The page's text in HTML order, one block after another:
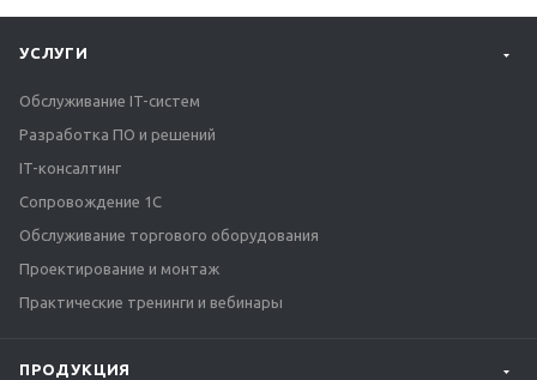
УСЛУГИ
Обслуживание IT-систем
Разработка ПО и решений
IT-консалтинг
Сопровождение 1С
Обслуживание торгового оборудования
Проектирование и монтаж
Практические тренинги и вебинары
ПРОДУКЦИЯ